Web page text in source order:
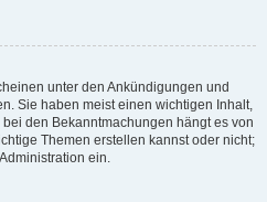
unter den Ankündigungen und
Sie haben meist einen wichtigen Inhalt,
den Bekanntmachungen hängt es von
Themen erstellen kannst oder nicht;
ein.